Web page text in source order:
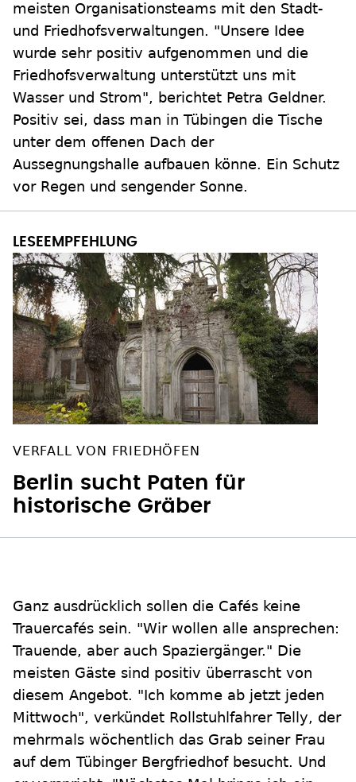
meisten Organisationsteams mit den Stadt-
und Friedhofsverwaltungen. "Unsere Idee
wurde sehr positiv aufgenommen und die
Friedhofsverwaltung unterstützt uns mit
Wasser und Strom", berichtet Petra Geldner.
Positiv sei, dass man in Tübingen die Tische
unter dem offenen Dach der
Aussegnungshalle aufbauen könne. Ein Schutz
vor Regen und sengender Sonne.
VERFALL VON FRIEDHÖFEN
Berlin sucht Paten für
historische Gräber
Ganz ausdrücklich sollen die Cafés keine
Trauercafés sein. "Wir wollen alle ansprechen:
Trauende, aber auch Spaziergänger." Die
meisten Gäste sind positiv überrascht von
diesem Angebot. "Ich komme ab jetzt jeden
Mittwoch", verkündet Rollstuhlfahrer Telly, der
mehrmals wöchentlich das Grab seiner Frau
auf dem Tübinger Bergfriedhof besucht. Und